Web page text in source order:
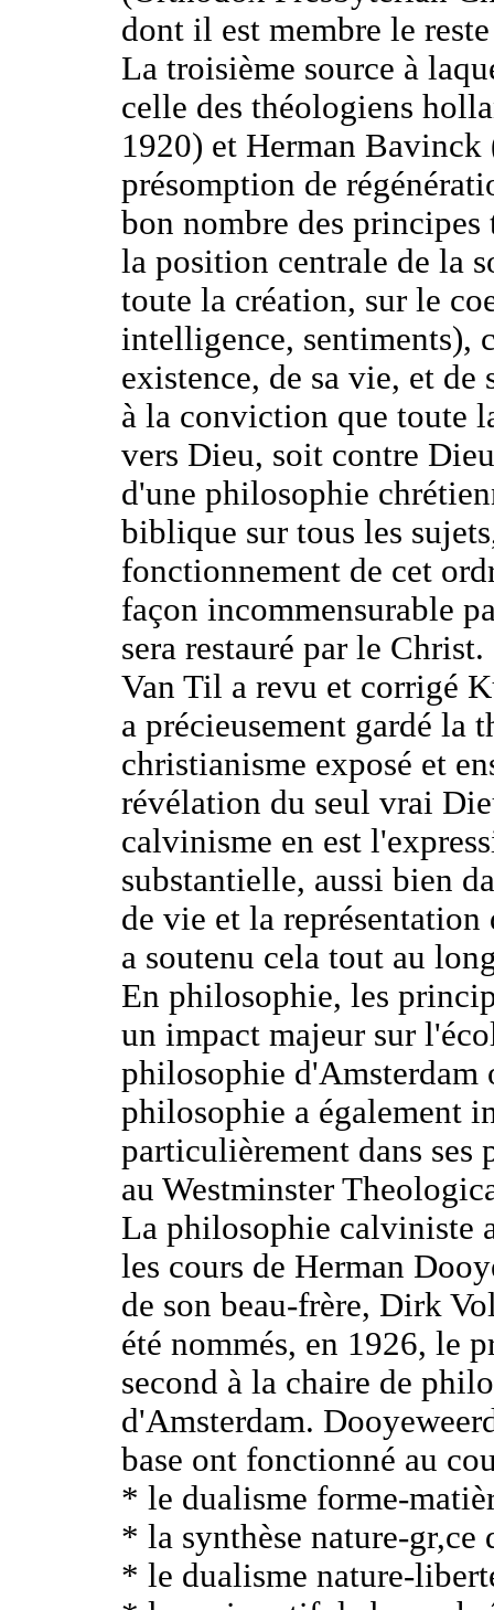
dont il est membre le
La troisième source à
celle des théologiens
1920) et Herman
présomption de
bon nombre des
la position centrale de la
toute la création, sur le
intelligence, sentiments),
existence, de sa vie, et
à la conviction que toute
vers Dieu, soit contre
d'une philosophie
biblique sur tous les
fonctionnement de cet
façon incommensurable
sera restauré par le Christ.
Van Til a revu et corrigé
a précieusement gardé la
christianisme exposé et
révélation du seul vrai
calvinisme en est
substantielle, aussi bien
de vie et la
a soutenu cela tout au
En philosophie, les
un impact majeur sur
philosophie
philosophie a également
particulièrement dans ses
au Westminster
La philosophie calviniste
les cours de Herman
de son beau-frère, Dirk
été nommés, en 1926, le
second à la chaire de
d'Amsterdam.
base ont fonctionné au
* le dualisme forme-
* la synthèse nature-
* le dualisme nature-